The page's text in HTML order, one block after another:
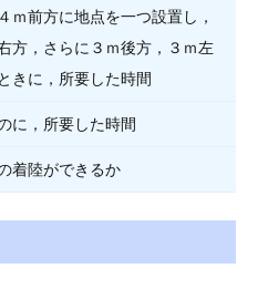
ｍ前方に地点を一つ設置し，
方，さらに３ｍ後方，３ｍ左
きに，所要した時間
に，所要した時間
着陸ができるか